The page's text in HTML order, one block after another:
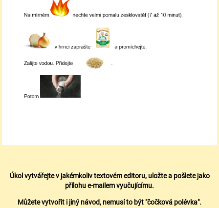
Úkol vytvářejte v jakémkoliv textovém editoru, uložte a pošlete jako
přílohu e-mailem vyučujícímu.
Můžete vytvořit i jiný návod, nemusí to být "čočková polévka".